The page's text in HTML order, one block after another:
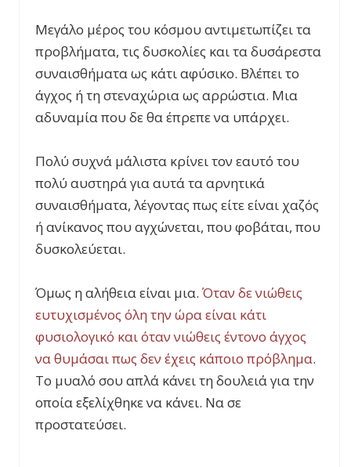
Μεγάλο μέρος του κόσμου αντιμετωπίζει τα
προβλήματα, τις δυσκολίες και τα δυσάρεστα
συναισθήματα ως κάτι αφύσικο. Βλέπει το
άγχος ή τη στεναχώρια ως αρρώστια. Μια
αδυναμία που δε θα έπρεπε να υπάρχει.
Πολύ συχνά μάλιστα κρίνει τον εαυτό του
πολύ αυστηρά για αυτά τα αρνητικά
συναισθήματα, λέγοντας πως είτε είναι χαζός
ή ανίκανος που αγχώνεται, που φοβάται, που
δυσκολεύεται.
Όμως η αλήθεια είναι μια. Όταν δε νιώθεις
ευτυχισμένος όλη την ώρα είναι κάτι
φυσιολογικό και όταν νιώθεις έντονο άγχος
να θυμάσαι πως δεν έχεις κάποιο πρόβλημα.
Το μυαλό σου απλά κάνει τη δουλειά για την
οποία εξελίχθηκε να κάνει. Να σε
προστατεύσει.